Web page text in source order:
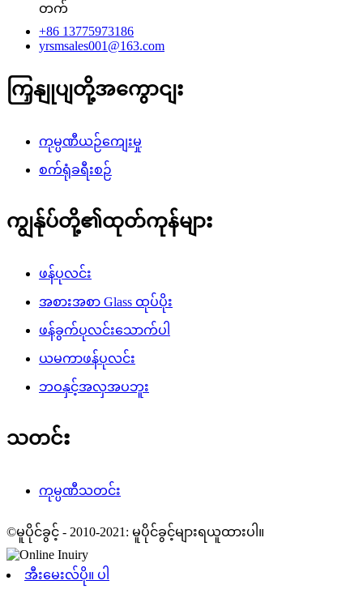
တက်
+86 13775973186
yrsmsales001@163.com
ကြှနျုပျတို့အကွောငျး
ကုမ္ပဏီယဉ်ကျေးမှု
စက်ရုံခရီးစဉ်
ကျွန်ုပ်တို့၏ထုတ်ကုန်များ
ဖန်ပုလင်း
အစားအစာ Glass ထုပ်ပိုး
ဖန်ခွက်ပုလင်းသောက်ပါ
ယမကာဖန်ပုလင်း
ဘဝနှင့်အလှအပဘူး
သတင်း
ကုမ္ပဏီသတင်း
©မူပိုင်ခွင့် - 2010-2021: မူပိုင်ခွင့်များရယူထားပါ။
အီးမေးလ်ပို။ ပါ